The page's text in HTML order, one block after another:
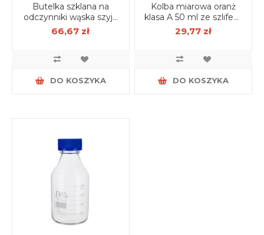
Butelka szklana na
odczynniki wąska szyja
z korkiem 1000 ml
66,67 zł
DO KOSZYKA
Kolba miarowa oranż
klasa A 50 ml ze szlifem
14/23 z korkiem PP,
certyfikat serii
29,77 zł
DO KOSZYKA